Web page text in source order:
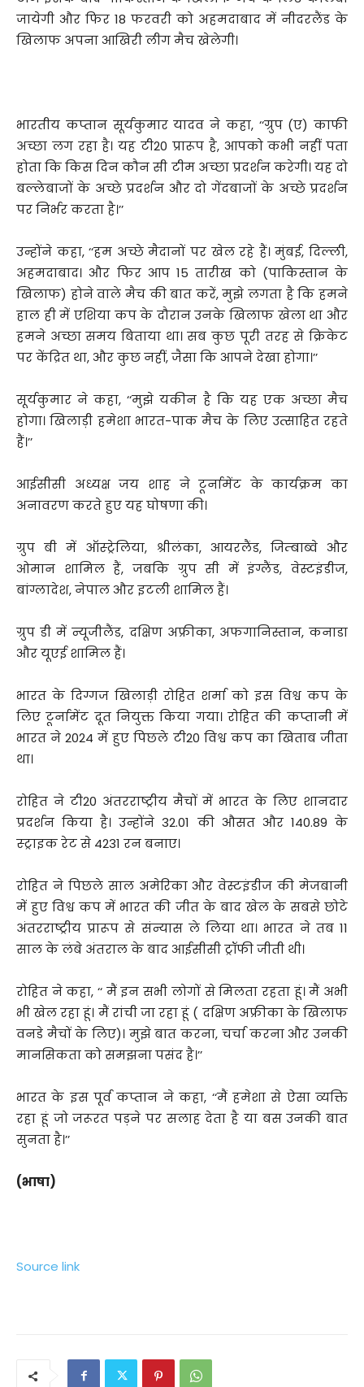
जायेगी और फिर 18 फरवरी को अहमदाबाद में नीदरलैंड के
खिलाफ अपना आखिरी लीग मैच खेलेगी।
भारतीय कप्तान सूर्यकुमार यादव ने कहा, ‘‘ग्रुप (ए) काफी
अच्छा लग रहा है। यह टी20 प्रारूप है, आपको कभी नहीं पता
होता कि किस दिन कौन सी टीम अच्छा प्रदर्शन करेगी। यह दो
बल्लेबाजों के अच्छे प्रदर्शन और दो गेंदबाजों के अच्छे प्रदर्शन
पर निर्भर करता है।’’
उन्होंने कहा, ‘‘हम अच्छे मैदानों पर खेल रहे हैं। मुंबई, दिल्ली,
अहमदाबाद। और फिर आप 15 तारीख को (पाकिस्तान के
खिलाफ) होने वाले मैच की बात करें, मुझे लगता है कि हमने
हाल ही में एशिया कप के दौरान उनके खिलाफ खेला था और
हमने अच्छा समय बिताया था। सब कुछ पूरी तरह से क्रिकेट
पर केंद्रित था, और कुछ नहीं, जैसा कि आपने देखा होगा।’’
सूर्यकुमार ने कहा, ‘‘मुझे यकीन है कि यह एक अच्छा मैच
होगा। खिलाड़ी हमेशा भारत-पाक मैच के लिए उत्साहित रहते
हैं।’’
आईसीसी अध्यक्ष जय शाह ने टूर्नामेंट के कार्यक्रम का
अनावरण करते हुए यह घोषणा की।
ग्रुप बी में ऑस्ट्रेलिया, श्रीलंका, आयरलैंड, जिम्बाब्वे और
ओमान शामिल हैं, जबकि ग्रुप सी में इंग्लैंड, वेस्टइंडीज,
बांग्लादेश, नेपाल और इटली शामिल हैं।
ग्रुप डी में न्यूजीलैंड, दक्षिण अफ्रीका, अफगानिस्तान, कनाडा
और यूएई शामिल हैं।
भारत के दिग्गज खिलाड़ी रोहित शर्मा को इस विश्व कप के
लिए टूर्नामेंट दूत नियुक्त किया गया। रोहित की कप्तानी में
भारत ने 2024 में हुए पिछले टी20 विश्व कप का खिताब जीता
था।
रोहित ने टी20 अंतरराष्ट्रीय मैचों में भारत के लिए शानदार
प्रदर्शन किया है। उन्होंने 32.01 की औसत और 140.89 के
स्ट्राइक रेट से 4231 रन बनाए।
रोहित ने पिछले साल अमेरिका और वेस्टइंडीज की मेजबानी
में हुए विश्व कप में भारत की जीत के बाद खेल के सबसे छोटे
अंतरराष्ट्रीय प्रारूप से संन्यास ले लिया था। भारत ने तब 11
साल के लंबे अंतराल के बाद आईसीसी ट्रॉफी जीती थी।
रोहित ने कहा, ‘‘ मैं इन सभी लोगों से मिलता रहता हूं। मैं अभी
भी खेल रहा हूं। मैं रांची जा रहा हूं ( दक्षिण अफ्रीका के खिलाफ
वनडे मैचों के लिए)। मुझे बात करना, चर्चा करना और उनकी
मानसिकता को समझना पसंद है।’’
भारत के इस पूर्व कप्तान ने कहा, ‘‘मैं हमेशा से ऐसा व्यक्ति
रहा हूं जो जरूरत पड़ने पर सलाह देता है या बस उनकी बात
सुनता है।’’
(भाषा)
Source link